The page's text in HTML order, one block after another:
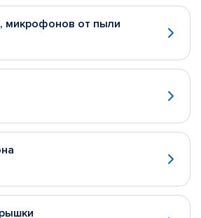
микрофонов от пыли